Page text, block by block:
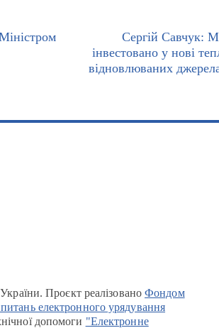
Сергій Савчук:
інвестовано у нові
відновлюваних
Проєкт реалізованоФондом
електронного урядування
допомоги "Електронне